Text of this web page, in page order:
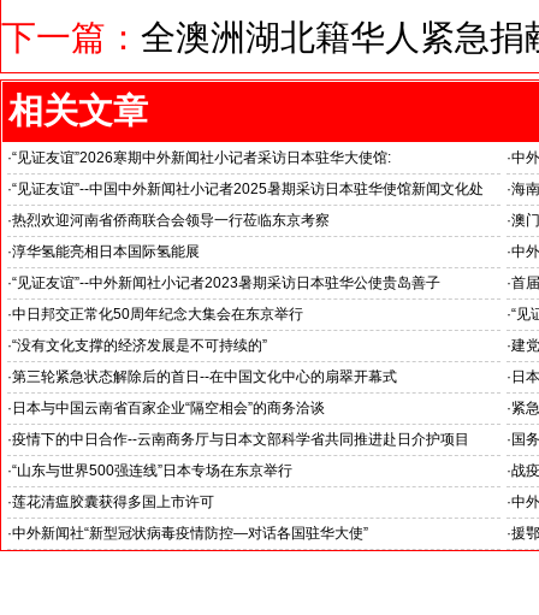
下一篇： 全澳洲湖北籍华人紧急
相关文章
·“见证友谊”2026寒期中外新闻社小记者采访日本驻华大使馆:
日本驻华大使金杉宪治阁下: 希望两国青少年加强交流，成为日中友好的桥梁!
·中
鸠山
·“见证友谊”--中国中外新闻社小记者2025暑期采访日本驻华使馆新闻文化处
了解正在日本大阪举行举世瞩目的世博会
·海
·热烈欢迎河南省侨商联合会领导一行莅临东京考察 ·澳
·淳华氢能亮相日本国际氢能展 ·中
·“见证友谊”--中外新闻社小记者2023暑期采访日本驻华公使贵岛善子
强化青少年交流，为中日友好事业持续注入青春活力
·首
·中日邦交正常化50周年纪念大集会在东京举行 ·“见
接过
·“没有文化支撑的经济发展是不可持续的” ·建
·第三轮紧急状态解除后的首日--在中国文化中心的扇翠开幕式 · 日
· 日本与中国云南省百家企业“隔空相会”的商务洽谈 ·紧
·疫情下的中日合作--云南商务厅与日本文部科学省共同推进赴日介护项目 · 国
·“山东与世界500强连线”日本专场在东京举行 ·战
·莲花清瘟胶囊获得多国上市许可 ·中
斯
·中外新闻社“新型冠状病毒疫情防控—对话各国驻华大使”
·援